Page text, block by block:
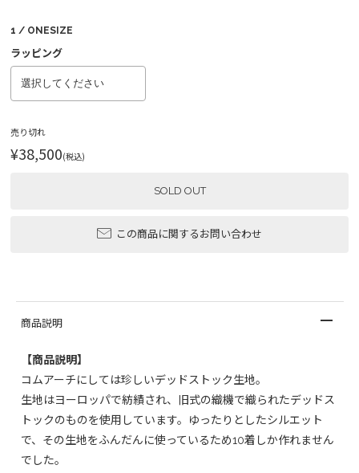
1 / ONESIZE
ラッピング
売り切れ
¥38,500(税込)
SOLD OUT
この商品に関するお問い合わせ
商品説明
【商品説明】
コムアーチにしては珍しいデッドストック生地。
生地はヨーロッパで紡績され、旧式の織機で織られたデッドス
トックのものを使用しています。ゆったりとしたシルエット
で、その生地をふんだんに使っているため10着しか作れません
でした。